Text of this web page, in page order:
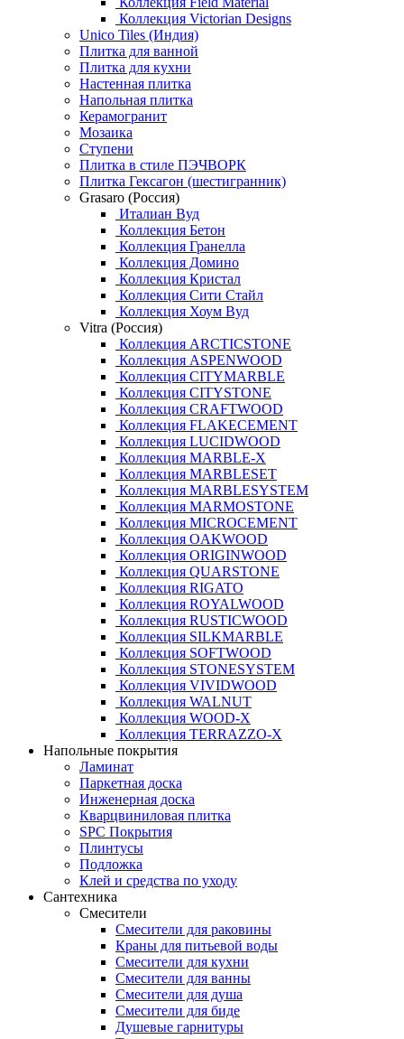
Коллекция Victorian Designs
Unico Tiles (Индия)
Плитка для ванной
Плитка для кухни
Настенная плитка
Напольная плитка
Керамогранит
Мозаика
Ступени
Плитка в стиле ПЭЧВОРК
Плитка Гексагон (шестигранник)
Grasaro (Россия)
Италиан Вуд
Коллекция Бетон
Коллекция Гранелла
Коллекция Домино
Коллекция Кристал
Коллекция Сити Стайл
Коллекция Хоум Вуд
Vitra (Россия)
Коллекция ARCTICSTONE
Коллекция ASPENWOOD
Коллекция CITYMARBLE
Коллекция CITYSTONE
Коллекция CRAFTWOOD
Коллекция FLAKECEMENT
Коллекция LUCIDWOOD
Коллекция MARBLE-X
Коллекция MARBLESET
Коллекция MARBLESYSTEM
Коллекция MARMOSTONE
Коллекция MICROCEMENT
Коллекция OAKWOOD
Коллекция ORIGINWOOD
Коллекция QUARSTONE
Коллекция RIGATO
Коллекция ROYALWOOD
Коллекция RUSTICWOOD
Коллекция SILKMARBLE
Коллекция SOFTWOOD
Коллекция STONESYSTEM
Коллекция VIVIDWOOD
Коллекция WALNUT
Коллекция WOOD-X
Коллекция ТЕRRАZZO-X
Напольные покрытия
Ламинат
Паркетная доска
Инженерная доска
Кварцвиниловая плитка
SPC Покрытия
Плинтусы
Подложка
Клей и средства по уходу
Сантехника
Смесители
Смесители для раковины
Краны для питьевой воды
Смесители для кухни
Смесители для ванны
Смесители для душа
Смесители для биде
Душевые гарнитуры